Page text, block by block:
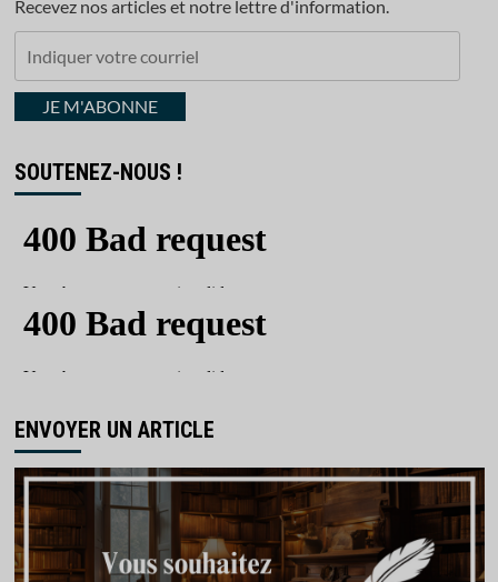
Recevez nos articles et notre lettre d'information.
courrielJE M'ABONNE
SOUTENEZ-NOUS !
ENVOYER UN ARTICLE